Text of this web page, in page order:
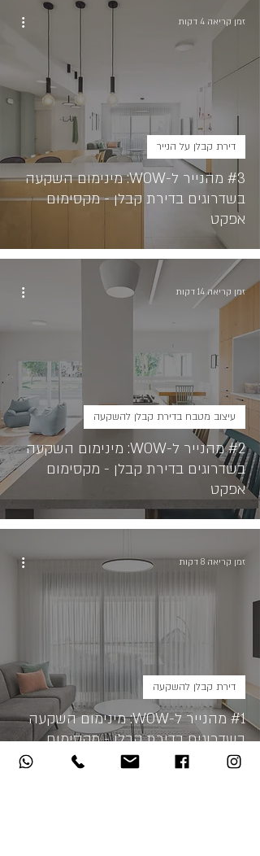
#3 מהנייר ל-WOW: מינימום השקעה
בשדרוגים בדירת קבלן - מקסימום
אפקט
דירת קבלן על הנייר
זמן קריאה 4 דקות
#2 מהנייר ל-WOW: מינימום השקעה
בשדרוגים בדירת קבלן - מקסימום
אפקט
עיצוב מטבח בדירת קבלן להשקעה
זמן קריאה 14 דקות
#1 מהנייר ל-WOW: מינימום השקעה
בשדרוגים בדירת קבלן - מקסימום
אפקט
דירת קבלן להשקעה
זמן קריאה 8 דקות